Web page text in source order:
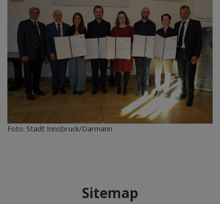
Foto: Stadt Innsbruck/Darmann
Sitemap